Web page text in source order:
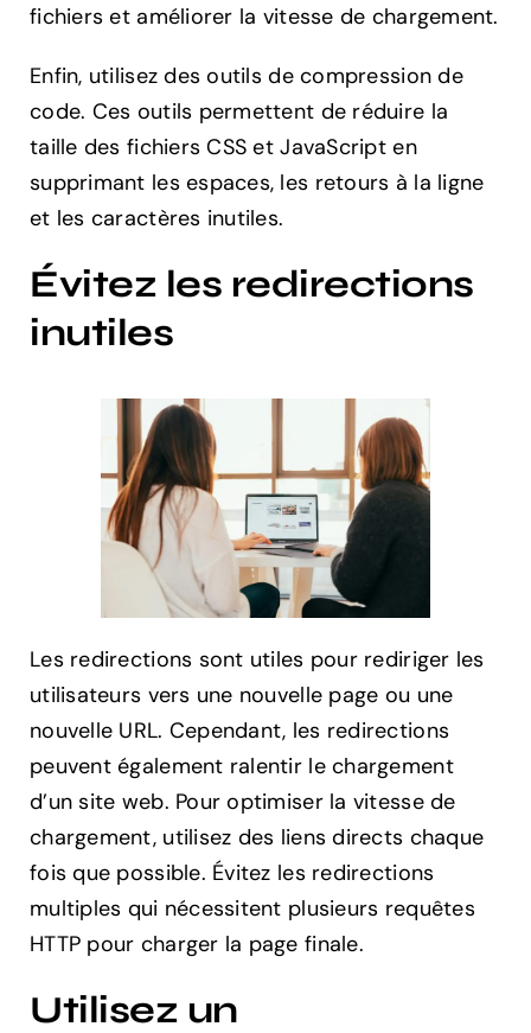
fichiers et améliorer la vitesse de chargement.
Enfin, utilisez des outils de compression de
code. Ces outils permettent de réduire la
taille des fichiers CSS et JavaScript en
supprimant les espaces, les retours à la ligne
et les caractères inutiles.
Évitez les redirections
inutiles
Les redirections sont utiles pour rediriger les
utilisateurs vers une nouvelle page ou une
nouvelle URL. Cependant, les redirections
peuvent également ralentir le chargement
d’un site web. Pour optimiser la vitesse de
chargement, utilisez des liens directs chaque
fois que possible. Évitez les redirections
multiples qui nécessitent plusieurs requêtes
HTTP pour charger la page finale.
Utilisez un